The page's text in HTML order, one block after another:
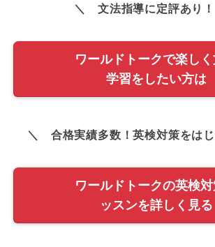
＼ 文法指導に定評あり
ワールドトークで楽し
学習をしたい方は
＼ 合格実績多数！英検対策をは
ワールドトークの英検
ッスンを詳しく見る